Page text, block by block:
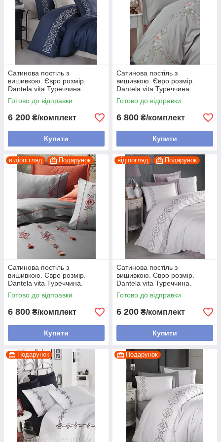
Сатинова постіль з
вишивкою. Євро розмір.
Dantela vita Туреччина.
Готово до відправки
6 200 ₴/комплект
Купити
Сатинова постіль з
вишивкою. Євро розмір.
Dantela vita Туреччина.
Готово до відправки
6 800 ₴/комплект
Купити
відіооггляд Подарунок
Сатинова постіль з
вишивкою. Євро розмір.
Dantela vita Туреччина.
Готово до відправки
6 800 ₴/комплект
Купити
відіоогляд Подарунок
Сатинова постіль з
вишивкою. Євро розмір.
Dantela vita Туреччина.
Готово до відправки
6 200 ₴/комплект
Купити
Подарунок Подарунок